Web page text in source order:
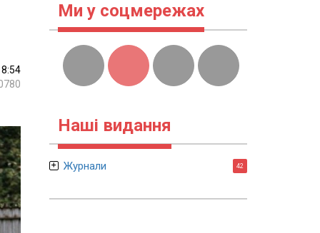
Ми у соцмережах
Наші видання
Журнали 42